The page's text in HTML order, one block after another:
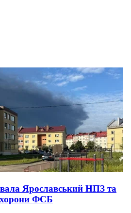
Ярославський НПЗ та
ФСБ